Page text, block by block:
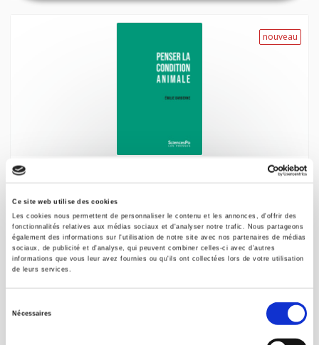
Ce site web utilise des cookies
Les cookies nous permettent de personnaliser le contenu et les annonces, d'offrir des
fonctionnalités relatives aux médias sociaux et d'analyser notre trafic. Nous partageons
également des informations sur l'utilisation de notre site avec nos partenaires de médias
sociaux, de publicité et d'analyse, qui peuvent combiner celles-ci avec d'autres
informations que vous leur avez fournies ou qu'ils ont collectées lors de votre utilisation
de leurs services.
Nécessaires
nouveau
Penser la condition animale
Outils critiques
Emilie Dardenne
nouveau